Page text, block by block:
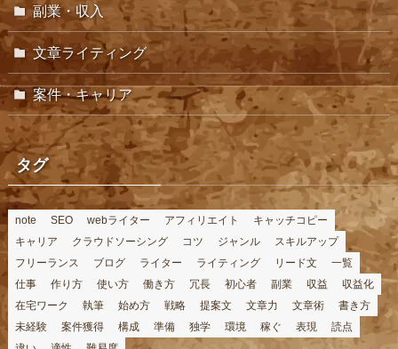
副業・収入
文章ライティング
案件・キャリア
タグ
note SEO webライター アフィリエイト
キャッチコピー
キャリア
クラウドソーシング コツ ジャンル
スキルアップ
フリーランス
ブログ ライター ライティング リード文
一覧
仕事
作り方 使い方 働き方 冗長 初心者 副業 収益
収益化
在宅ワーク
執筆 始め方 戦略 提案文 文章力 文章術
書き方
未経験
案件獲得 構成 準備 独学 環境 稼ぐ 表現
読点